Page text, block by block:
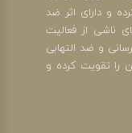
و دارای اثر ضد
ناشی از فعالیت
و ضد التهابی
را تقویت کرده و